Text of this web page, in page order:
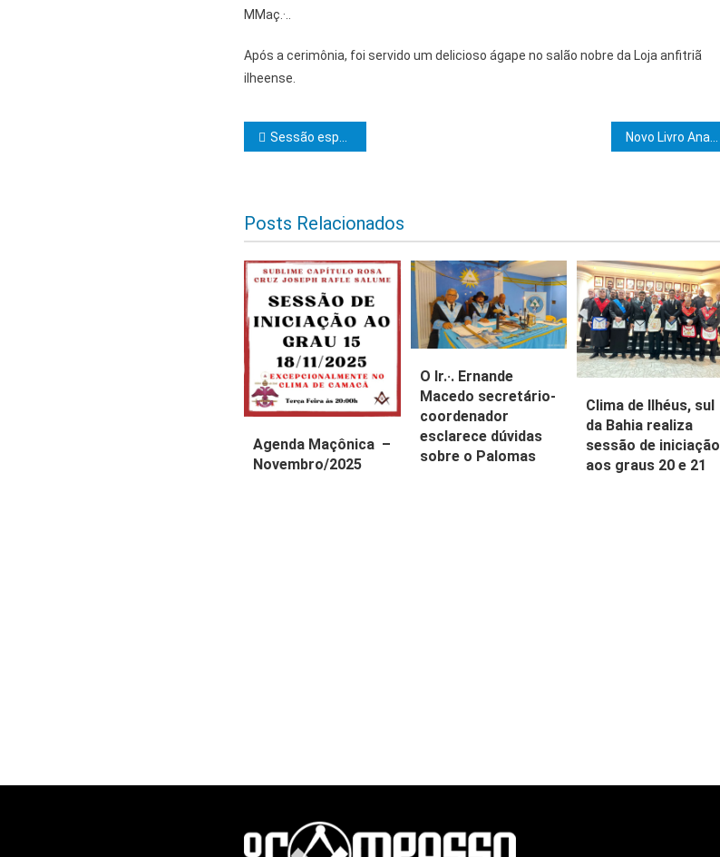
MMaç.·..
Após a cerimônia, foi servido um delicioso ágape no salão nobre da Loja anfitriã
ilheense.
Navegação de Post
Sessão especial de consagração de garantes de amizade é realizada pela Obreiros da Regeneração
Posts Relacionados
Agenda Maçônica –
Novembro/2025
O Ir.·. Ernande
Macedo secretário-
coordenador
esclarece dúvidas
sobre o Palomas
Clima de Ilhéus, sul
da Bahia realiza
sessão de iniciação
aos graus 20 e 21